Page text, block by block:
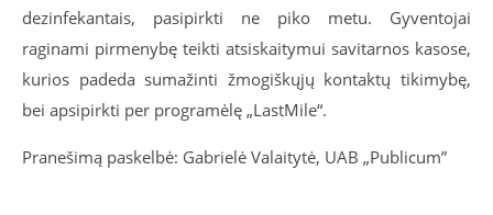
dezinfekantais, pasipirkti ne piko metu. Gyventojai
raginami pirmenybę teikti atsiskaitymui savitarnos kasose,
kurios padeda sumažinti žmogiškųjų kontaktų tikimybę,
bei apsipirkti per programėlę „LastMile“.
Pranešimą paskelbė: Gabrielė Valaitytė, UAB „Publicum”